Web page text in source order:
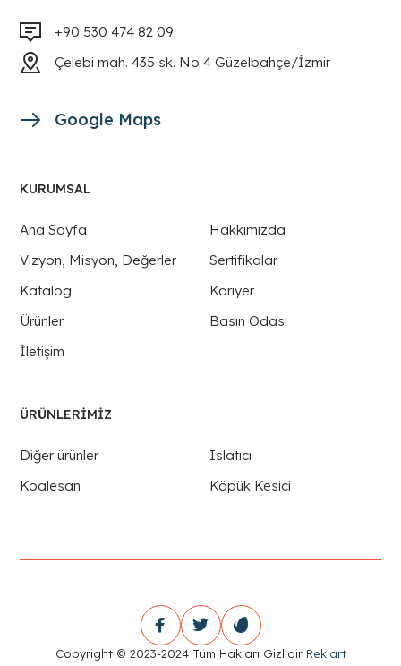
+90 530 474 82 09
Çelebi mah. 435 sk. No 4 Güzelbahçe/İzmir
Google Maps
KURUMSAL
Ana Sayfa
Hakkımızda
Vizyon, Misyon, Değerler
Sertifikalar
Katalog
Kariyer
Ürünler
Basın Odası
İletişim
ÜRÜNLERIMIZ
Diğer ürünler
Islatıcı
Koalesan
Köpük Kesici
Copyright © 2023-2024 Tüm Hakları Gizlidir Reklart